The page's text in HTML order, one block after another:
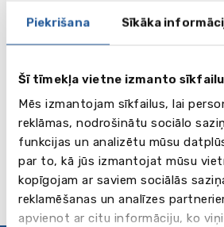
Piekrišana Sīkāka
Šī tīmekļa vietne izmanto
Mēs izmantojam sīkfailus, lai
reklāmas, nodrošinātu sociālo
funkcijas un analizētu mūsu
par to, kā jūs izmantojat mūsu
kopīgojam ar saviem sociālās
reklamēšanas un analīzes
apvienot ar citu informāciju, ko
Stiftung Louisenlund
Skatīt vairāk